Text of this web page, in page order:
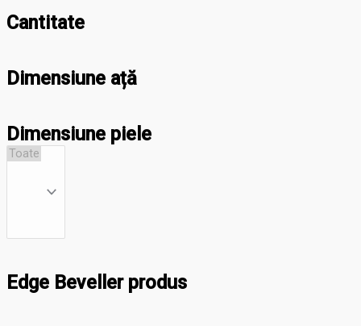
Cantitate
Dimensiune ață
Dimensiune piele
Edge Beveller produs